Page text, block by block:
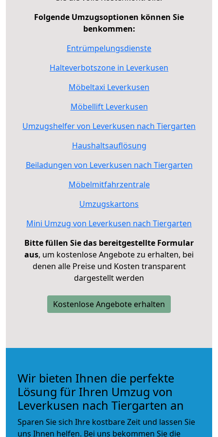
Folgende Umzugsoptionen können Sie
benkommen:
Entrümpelungsdienste
Halteverbotszone in Leverkusen
Möbeltaxi Leverkusen
Möbellift Leverkusen
Umzugshelfer von Leverkusen nach Tiergarten
Haushaltsauflösung
Beiladungen von Leverkusen nach Tiergarten
Möbelmitfahrzentrale
Umzugskartons
Mini Umzug von Leverkusen nach Tiergarten
Bitte füllen Sie das bereitgestellte Formular
aus, um kostenlose Angebote zu erhalten, bei
denen alle Preise und Kosten transparent
dargestellt werden
Kostenlose Angebote erhalten
Wir bieten Ihnen die perfekte
Lösung für Ihren Umzug von
Leverkusen nach Tiergarten an
Sparen Sie sich Ihre kostbare Zeit und lassen Sie
uns Ihnen helfen. Bei uns bekommen Sie die